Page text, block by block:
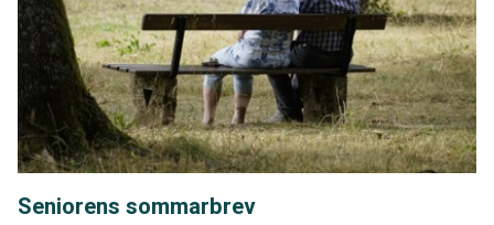
Seniorens sommarbrev